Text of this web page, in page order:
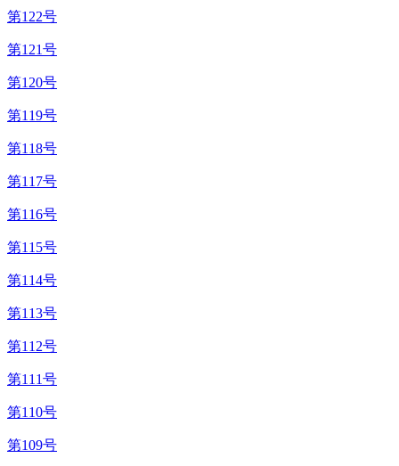
第122号
第121号
第120号
第119号
第118号
第117号
第116号
第115号
第114号
第113号
第112号
第111号
第110号
第109号